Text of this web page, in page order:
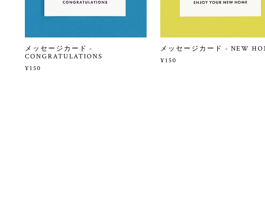
メッセージカード -
CONGRATULATIONS
¥150
メッセージカード - NEW
¥150